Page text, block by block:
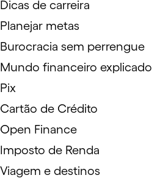
Dicas de carreira
Planejar metas
Burocracia sem perrengue
Mundo financeiro explicado
Pix
Cartão de Crédito
Open Finance
Imposto de Renda
Viagem e destinos